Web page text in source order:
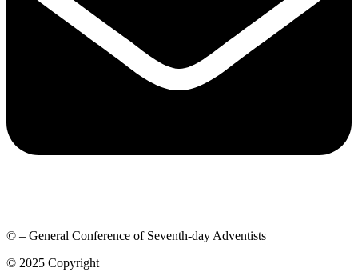
© – General Conference of Seventh-day Adventists
© 2025 Copyright